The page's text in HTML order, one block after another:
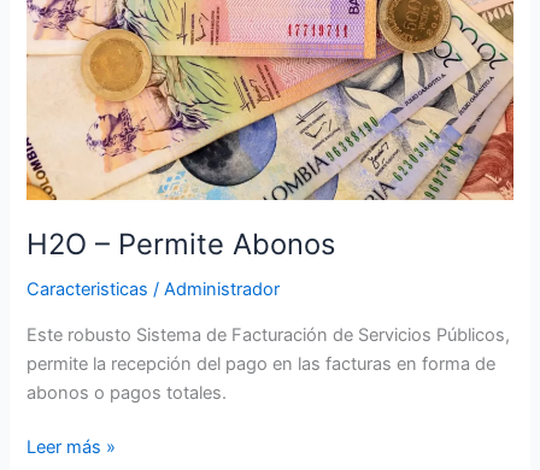
H2O – Permite Abonos
Caracteristicas /Administrador
Este robusto Sistema de Facturación de Servicios Públicos,
permite la recepción del pago en las facturas en forma de
abonos o pagos totales.
Leer más »